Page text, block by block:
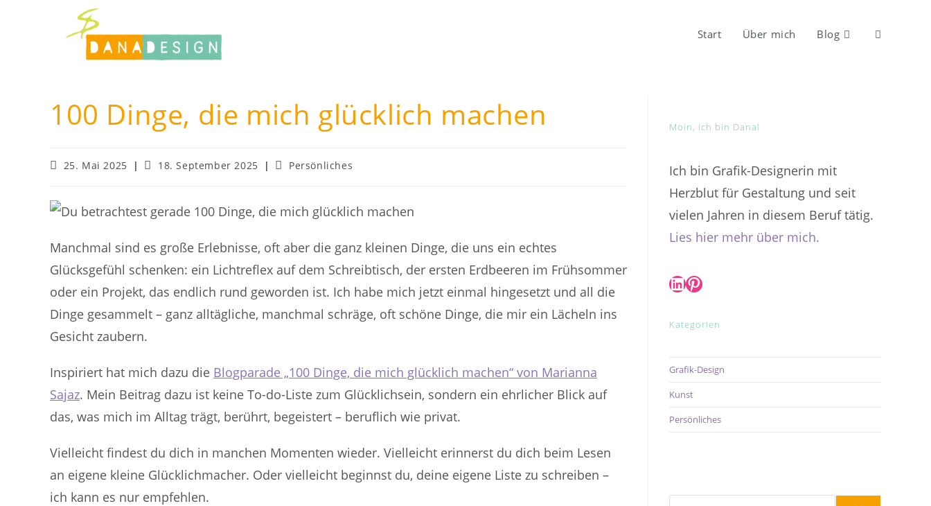
Start Über mich Blog Website-
100 Dinge, die mich glücklich machen
Beitrag
25. Mai 2025
Beitrag
18. September 2025
Beitrags-
Persönliches
Manchmal sind es große Erlebnisse, oft aber die ganz kleinen Dinge, die uns ein echtes
Glücksgefühl schenken: ein Lichtreflex auf dem Schreibtisch, der ersten Erdbeeren im Frühsommer
oder ein Projekt, das endlich rund geworden ist. Ich habe mich jetzt einmal hingesetzt und all die
Dinge gesammelt – ganz alltägliche, manchmal schräge, oft schöne Dinge, die mir ein Lächeln ins
Gesicht zaubern.
Inspiriert hat mich dazu die Blogparade „100 Dinge, die mich glücklich machen“ von Marianna
Sajaz. Mein Beitrag dazu ist keine To-do-Liste zum Glücklichsein, sondern ein ehrlicher Blick auf
das, was mich im Alltag trägt, berührt, begeistert – beruflich wie privat.
Vielleicht findest du dich in manchen Momenten wieder. Vielleicht erinnerst du dich beim Lesen
an eigene kleine Glücklichmacher. Oder vielleicht beginnst du, deine eigene Liste zu schreiben –
ich kann es nur empfehlen.
Moin, ich bin Dana!
Ich bin Grafik-Designerin mit
Herzblut für Gestaltung und seit
vielen Jahren in diesem Beruf tätig.
Lies hier mehr über mich.
LinkedInPinterest
Kategorien
Grafik-Design
Kunst
Persönliches